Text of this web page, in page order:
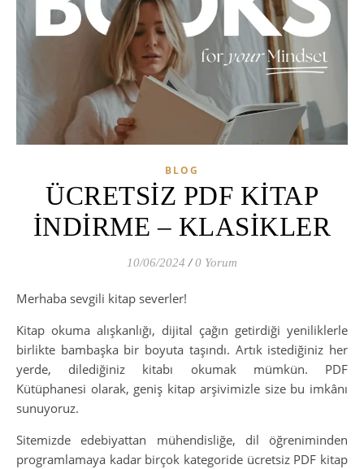
BLOG
ÜCRETSİZ PDF KİTAP
İNDİRME – KLASİKLER
10/06/2024 / 0 Yorum
Merhaba sevgili kitap severler!
Kitap okuma alışkanlığı, dijital çağın getirdiği yeniliklerle
birlikte bambaşka bir boyuta taşındı. Artık istediğiniz her
yerde, dilediğiniz kitabı okumak mümkün. PDF
Kütüphanesi olarak, geniş kitap arşivimizle size bu imkânı
sunuyoruz.
Sitemizde edebiyattan mühendisliğe, dil öğreniminden
programlamaya kadar birçok kategoride ücretsiz PDF kitap